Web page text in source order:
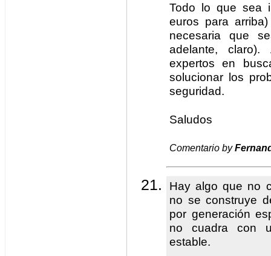
Todo lo que sea
euros para
necesaria que
adelante,
expertos en
solucionar los
seguridad.
Saludos
Comentario by
Hay algo que no
no se construye
por generación
no cuadra con
estable.